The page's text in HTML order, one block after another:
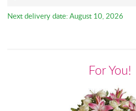
Next delivery date: August 10, 2026
For You!